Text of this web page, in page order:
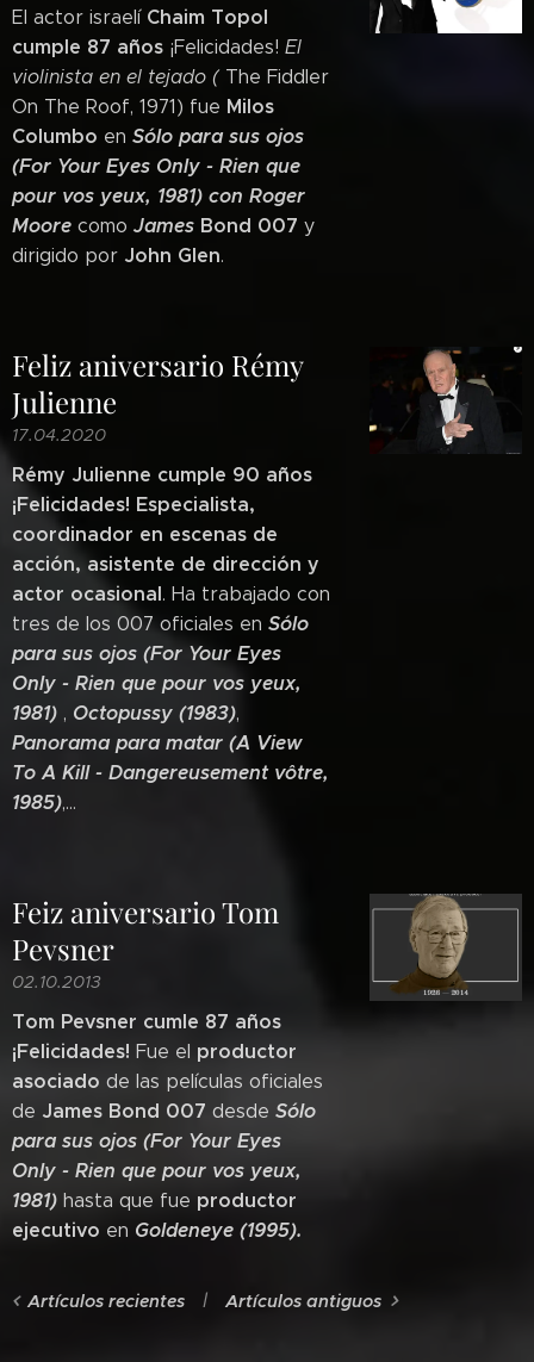
El actor israelí Chaim Topol
cumple 87 años ¡Felicidades! El
violinista en el tejado (The Fiddler
On The Roof, 1971) fue Milos
Columbo en Sólo para sus ojos
(For Your Eyes Only - Rien que
pour vos yeux, 1981) con Roger
Moore como James Bond 007 y
dirigido por John Glen.
Feliz aniversario Rémy
Julienne
17.04.2020
Rémy Julienne cumple 90 años
¡Felicidades! Especialista,
coordinador en escenas de
acción, asistente de dirección y
actor ocasional. Ha trabajado con
tres de los 007 oficiales en Sólo
para sus ojos (For Your Eyes
Only - Rien que pour vos yeux,
1981) , Octopussy (1983),
Panorama para matar (A View
To A Kill - Dangereusement vôtre,
1985),...
Feiz aniversario Tom
Pevsner
02.10.2013
Tom Pevsner cumle 87 años
¡Felicidades! Fue el productor
asociado de las películas oficiales
de James Bond 007 desde Sólo
para sus ojos (For Your Eyes
Only - Rien que pour vos yeux,
1981) hasta que fue productor
ejecutivo en Goldeneye (1995).
Artículos recientes Artículos antiguos